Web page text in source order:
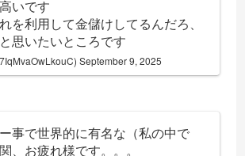
いです
を利用して金儲けしてるんだろ、
思いたいところです
September 9, 2025
事で世界的に有名な（私の中で
、お疲れ様です。。。